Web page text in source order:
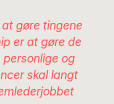
gøre tingene
er at gøre de
og
skal langt